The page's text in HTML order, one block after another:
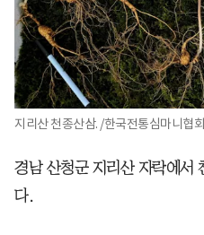
지리산 천종산삼. /한국전통심마니협회
경남 산청군 지리산 자락에서
다.